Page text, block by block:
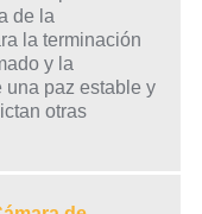
de la
la terminación
y la
una paz estable y
otras